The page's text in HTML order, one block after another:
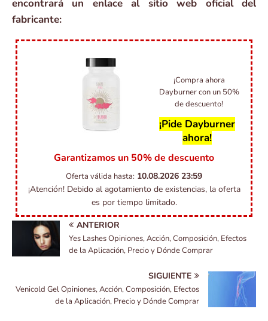
encontrará un enlace al sitio web oficial del
fabricante:
¡Compra ahora
Dayburner con un 50%
de descuento!
¡Pide Dayburner
ahora!
Garantizamos un 50% de descuento
Oferta válida hasta: 10.08.2026 23:59
¡Atención! Debido al agotamiento de existencias, la oferta
es por tiempo limitado.
ANTERIOR
Yes Lashes Opiniones, Acción, Composición, Efectos
de la Aplicación, Precio y Dónde Comprar
SIGUIENTE
Venicold Gel Opiniones, Acción, Composición, Efectos
de la Aplicación, Precio y Dónde Comprar